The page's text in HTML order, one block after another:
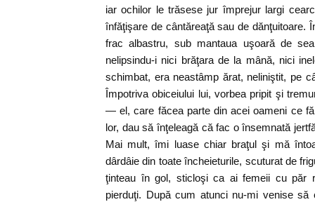
iar ochilor le trăsese jur împrejur largi
înfăţişare de cântăreaţă sau de dănţuitoare.
frac albastru, sub mantaua uşoară de
nelipsindu-i nici brăţara de la mână, nici
schimbat, era neastâmp ărat, neliniştit, pe
Împotriva obiceiului lui, vorbea pripit şi
— el, care făcea parte din acei oameni ce
lor, dau să înţeleagă că fac o însemnată
Mai mult, îmi luase chiar braţul şi mă
dârdâie din toate încheieturile, scuturat de
ţinteau în gol, sticloşi ca ai femeii cu păr
pierduţi. După cum atunci nu-mi venise